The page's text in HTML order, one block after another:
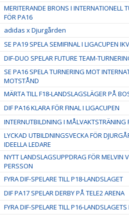
MERITERANDE BRONS I INTERNATIONELL
FÖR PA16
adidas x Djurgården
SE PA19 SPELA SEMIFINAL I LIGACUPEN
DIF-DUO SPELAR FUTURE TEAM-
SE PA16 SPELA TURNERING MOT
MOTSTÅND
MÄRTA TILL F18-LANDSLAGSLÄGER PÅ
DIF PA16 KLARA FÖR FINAL I LIGACUPEN
INTERNUTBILDNING I MÅLVAKTSTRÄNING
LYCKAD UTBILDNINGSVECKA FÖR
IDEELLA LEDARE
NYTT LANDSLAGSUPPDRAG FÖR MELVIN
PERSSON
FYRA DIF-SPELARE TILL P18-LANDSLAGET
DIF PA17 SPELAR DERBY PÅ TELE2 ARENA
FYRA DIF-SPELARE TILL P16-LANDSLAGETS